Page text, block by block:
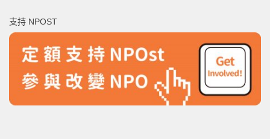
字:
支持 NPOST